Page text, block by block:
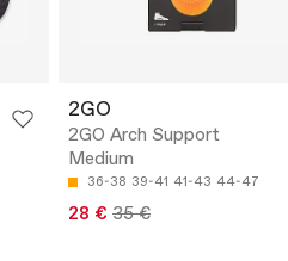
2GO
2GO Arch Support
Medium
36-38 39-41 41-43 44-47
28 € 35 €